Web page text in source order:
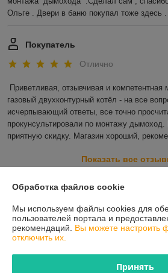
Ольге . Двери в баню покупал тоже здесь .
Покупатель
Отлично
Приветливая, отзывчивая и
газовый двухконтурный котёл - на все
исчерпывающий ответы, все точно
прокунсультировали по монтажу
приятную скидку. Магазин хороший,
Показать все
Контакты
Доставка и оплата
Обработка файлов cookie
Мы используем файлы cookies для
пользователей портала и
рекомендаций. Вы можете настроить
отключить их.
Принять